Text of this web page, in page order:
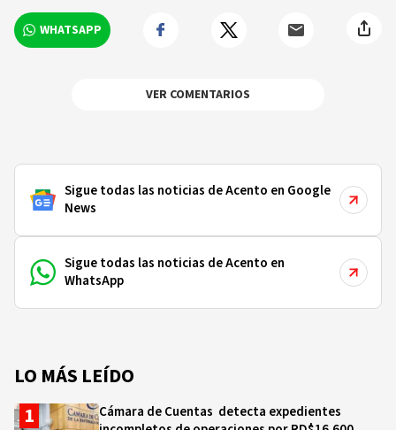
WHATSAPP
VER COMENTARIOS
Sigue todas las noticias de Acento en Google
News
Sigue todas las noticias de Acento en
WhatsApp
LO MÁS LEÍDO
Cámara de Cuentas detecta expedientes